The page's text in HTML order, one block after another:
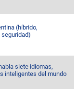
(híbrido,
siete idiomas,
inteligentes del mundo